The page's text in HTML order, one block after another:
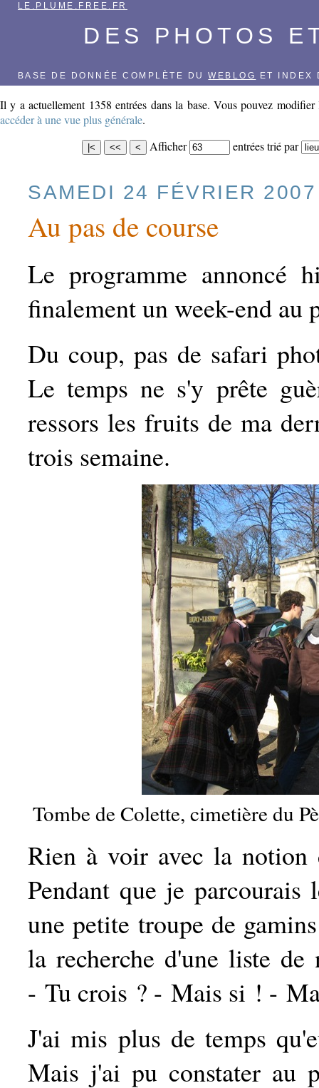
LE.PLUME.FREE.FR
DES PHOTOS
BASE DE DONNÉE COMPLÈTE DUWEBLOG ET INDEX
Il y a actuellement 1358 entrées dans la base. Vous pouvez
accéder à une vue plus générale.
Afficher
entréestrié par
SAMEDI 24 FÉVRIER 2007
Au pas de course
Le programme
finalement un week-end au
Du coup, pas de safari
Le temps ne s'y prête
ressors les fruits de ma
trois semaine.
Tombe de Colette, cimetière du
Rien à voir avec la notion
Pendant que je parcourais
une petite troupe de
la recherche d'une liste
- Tu crois ? - Mais si ! -
J'ai mis plus de temps
Mais j'ai pu constater au